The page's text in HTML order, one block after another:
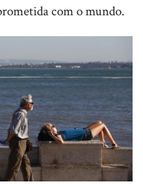
com o mundo.